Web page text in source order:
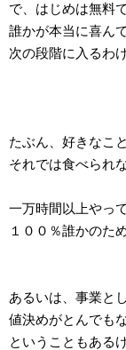
で、はじめは無料
誰かが本当に喜ん
次の段階に入るわけ
たぶん、好きなこ
それでは食べられ
一万時間以上やっ
１００％誰かのた
あるいは、事業と
値決めがとんでも
ということもある